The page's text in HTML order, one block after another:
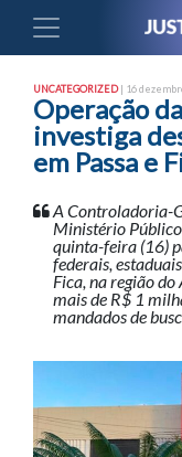
UNCATEGORIZED| 16
Operação
investiga
em Passa e
A Controladoria-
Ministério
quinta-feira (16)
federais,
Fica, na região
mais de R$ 1
mandados de